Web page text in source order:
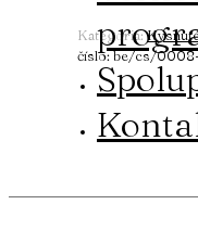
Kategória:
číslo:be/cs/0008-